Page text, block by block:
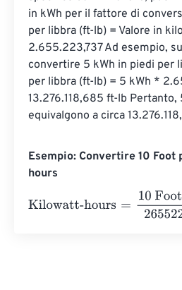
in kWh per il fattore di
per libbra (ft-lb) = Valore in
2.655.223,737 Ad esempio,
convertire 5 kWh in piedi per
per libbra (ft-lb) = 5 kWh *
13.276.118,685 ft-lb
equivalgono a circa
Esempio: Convertire 10 Foot
hours
Kilowatt-hours
10 Foot